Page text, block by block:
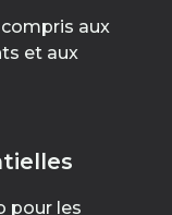
aux
et aux
pour les